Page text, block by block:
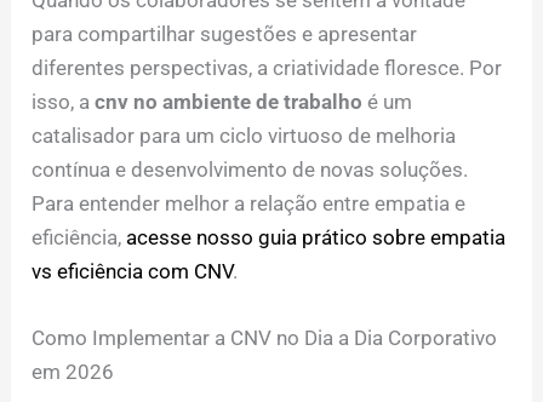
para compartilhar sugestões e apresentar
diferentes perspectivas, a criatividade floresce. Por
isso, acnv no ambiente de trabalho é um
catalisador para um ciclo virtuoso de melhoria
contínua e desenvolvimento de novas soluções.
Para entender melhor a relação entre empatia e
eficiência, acesse nosso guia prático sobre empatia
vs eficiência com CNV.
Como Implementar a CNV no Dia a Dia Corporativo
em 2026